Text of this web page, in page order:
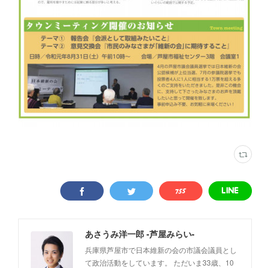
あさうみ洋一郎 -芦屋みらい-
兵庫県芦屋市で日本維新の会の市議会議員とし
て政治活動をしています。 ただいま33歳、10